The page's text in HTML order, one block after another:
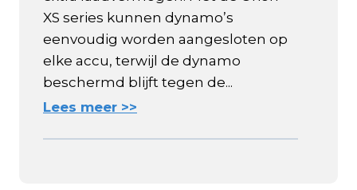
XS series kunnen dynamo’s
eenvoudig worden aangesloten op
elke accu, terwijl de dynamo
beschermd blijft tegen de...
Lees meer >>